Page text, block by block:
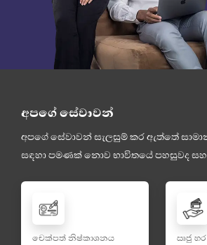
අපගේ සේවාවන්
අපගේ සේවාවන් සැලසුම් කර ඇත්තේ
සඳහා පමණක් නොව භාවිතයේ පහසුවද
චෙක්පත් නිෂ්කාශනය
ඍජු හර